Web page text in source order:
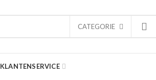
CATEGORIE
KLANTENSERVICE